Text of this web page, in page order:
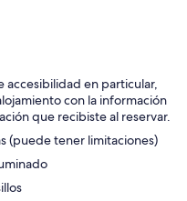
accesibilidad en particular,
con la información
que recibiste al reservar.
(puede tener limitaciones)